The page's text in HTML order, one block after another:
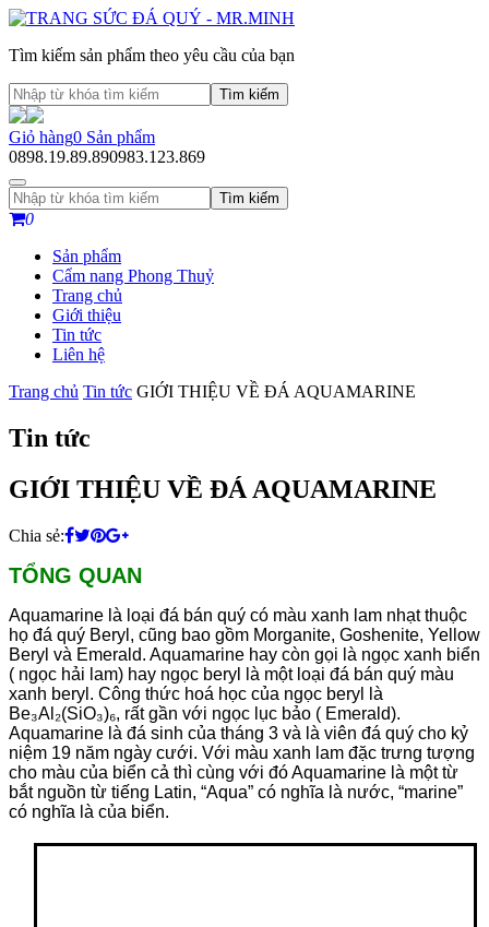
Tìm kiếm sản phẩm theo yêu cầu của bạn
Tìm kiếm
Giỏ hàng0 Sản phẩm
0898.19.89.890983.123.869
Tìm kiếm
0
Sản phẩm
Cẩm nang Phong Thuỷ
Trang chủ
Giới thiệu
Tin tức
Liên hệ
Trang chủ Tin tức GIỚI THIỆU VỀ ĐÁ AQUAMARINE
Tin tức
GIỚI THIỆU VỀ ĐÁ AQUAMARINE
Chia sẻ:
TỔNG QUAN
Aquamarine là loại đá bán quý có màu xanh lam nhạt thuộc
họ đá quý Beryl, cũng bao gồm Morganite, Goshenite, Yellow
Beryl và Emerald. Aquamarine hay còn gọi là ngọc xanh biển
( ngọc hải lam) hay ngọc beryl là một loại đá bán quý màu
xanh beryl. Công thức hoá học của ngọc beryl là
Be₃Al₂(SiO₃)₆, rất gần với ngọc lục bảo ( Emerald).
Aquamarine là đá sinh của tháng 3 và là viên đá quý cho kỷ
niệm 19 năm ngày cưới. Với màu xanh lam đặc trưng tượng
cho màu của biển cả thì cùng với đó Aquamarine là một từ
bắt nguồn từ tiếng Latin, “Aqua” có nghĩa là nước, “marine”
có nghĩa là của biển.